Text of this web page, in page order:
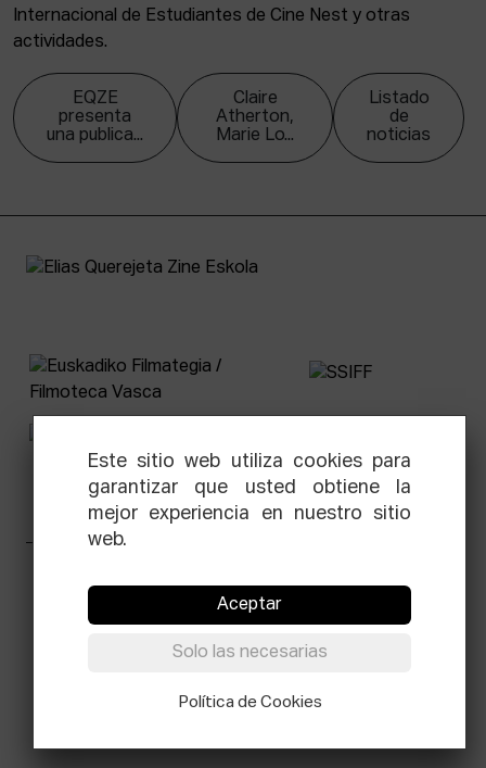
Internacional de Estudiantes de Cine Nest y otras
actividades.
EQZE
presenta
una publica...
Claire
Atherton,
Marie Lo...
Listado
de
noticias
Tabakalera · Andre zigarrogileak plaza, 1
T.0034 943 545 005
Este sitio web utiliza cookies para
garantizar que usted obtiene la
mejor experiencia en nuestro sitio
web.
Aceptar
Solo las necesarias
Política de Cookies